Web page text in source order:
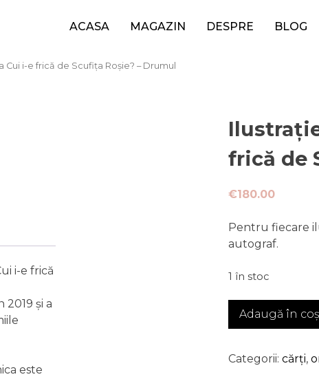
ACASA MAGAZIN DESPRE BLOG
i-e frică de Scufița Roșie? – Drumul
frică de
€180.00
Pentru fiecare
autograf.
1 în stoc
Cantitate
Ilustrație
din
Adaugă în coș
Categorii: cărți,
i-e frică
și a
este